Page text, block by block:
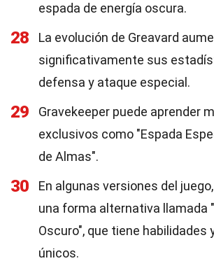
espada de energía oscura.
28
La evolución de Greavard
significativamente sus
defensa y ataque especial.
29
Gravekeeper puede aprender
exclusivos como "Espada
de Almas".
30
En algunas versiones del
una forma alternativa llamada
Oscuro", que tiene habilidades
únicos.